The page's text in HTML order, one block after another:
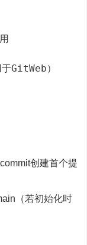
GitWeb）
创建首个提
（若初始化时